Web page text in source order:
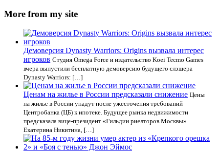
More from my site
Демоверсия Dynasty Warriors: Origins вызвала интерес
игроков Студия Omega Force и издательство Koei Tecmo Games
вчера выпустили бесплатную демоверсию будущего слэшера
Dynasty Warriors: […]
Ценам на жилье в России предсказали снижение Цены
на жилье в России упадут после ужесточения требований
Центробанка (ЦБ) к ипотеке. Будущее рынка недвижимости
предсказала вице-президент «Гильдии риелторов Москвы»
Екатерина Никитина, […]